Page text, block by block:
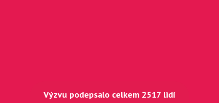
Výzvu podepsalo celkem 2517 lidí